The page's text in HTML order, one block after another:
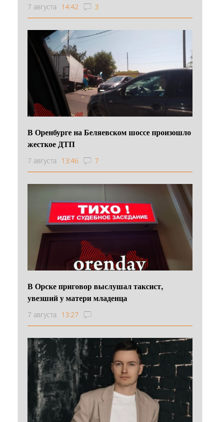
7 августа 14:42 3
В Оренбурге на Беляевском шоссе произошло
жесткое ДТП
7 августа 13:46 7
В Орске приговор выслушал таксист,
увезший у матери младенца
7 августа 13:27